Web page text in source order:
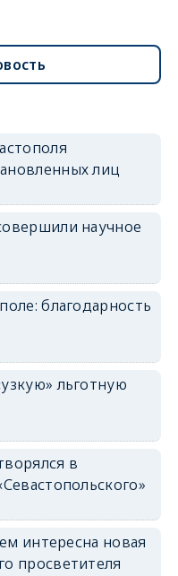
лиц
научное
благодарность
льготную
в
интересна новая
просветителя